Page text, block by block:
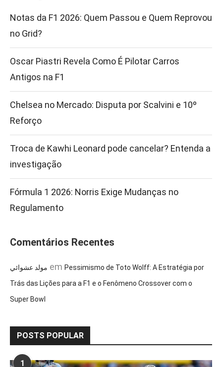
Notas da F1 2026: Quem Passou e Quem Reprovou
no Grid?
Oscar Piastri Revela Como É Pilotar Carros
Antigos na F1
Chelsea no Mercado: Disputa por Scalvini e 10º
Reforço
Troca de Kawhi Leonard pode cancelar? Entenda a
investigação
Fórmula 1 2026: Norris Exige Mudanças no
Regulamento
Comentários Recentes
مولد عشوائي em Pessimismo de Toto Wolff: A Estratégia por
Trás das Lições para a F1 e o Fenômeno Crossover com o
Super Bowl
POSTS POPULAR
1